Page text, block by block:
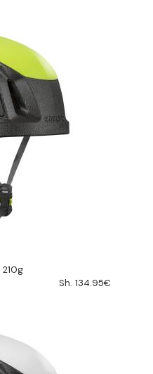
Sh. 134.95€